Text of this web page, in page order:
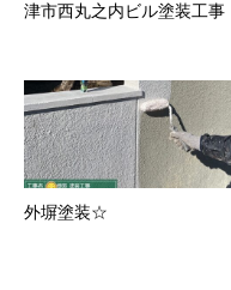
津市西丸之内ビル塗装工事
外塀塗装☆